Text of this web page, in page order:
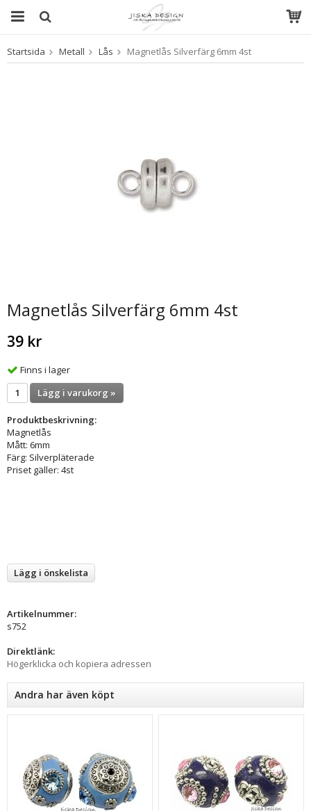
Produkten har blivit tillagd i varukorgen
Startsida Metall Lås Magnetlås Silverfärg 6mm 4st
Magnetlås Silverfärg 6mm 4st
39 kr
Finns i lager
Lägg i varukorg »
Produktbeskrivning:
Magnetlås
Mått: 6mm
Färg: Silverpläterade
Priset gäller: 4st
Lägg i önskelista
Artikelnummer:
s752
Direktlänk:
Högerklicka och kopiera adressen
Andra har även köpt